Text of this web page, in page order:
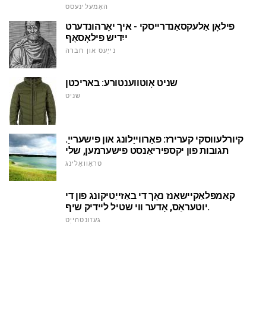
האָמעלינעסס
פילאָן אַלעקסאַנדרייסקי - איך יאָרהונדערט
ייִדיש פילאָסאָף
נייַעס און חברה
שניט אָוטווענטורע: באריכטן
שניט
קיורלעווסקי קערירז: פאַרווייַלונג און פישערייַ.
תגובות פון יקספּיריאַנסט פישערמען, שלי
טראַוואַלינג
קאַמפּלאַקיישאַנז נאָך די באַזייַטיקונג פון די
יוטעראַס, אָדער ווי שטיל ליידיק שיף.
געזונטהייַט